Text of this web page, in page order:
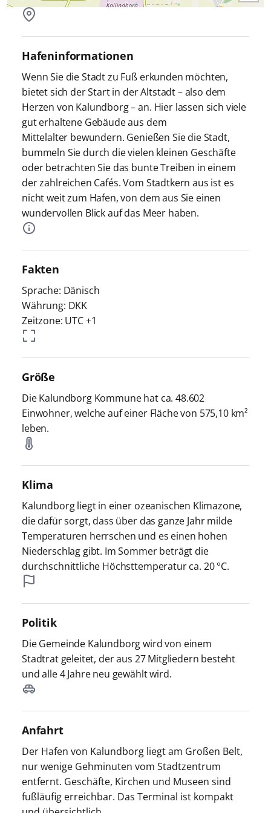
Hafeninformationen
Wenn Sie die Stadt zu Fuß erkunden möchten,
bietet sich der Start in der Altstadt – also dem
Herzen von Kalundborg – an. Hier lassen sich viele
gut erhaltene Gebäude aus dem
Mittelalter bewundern. Genießen Sie die Stadt,
bummeln Sie durch die vielen kleinen Geschäfte
oder betrachten Sie das bunte Treiben in einem
der zahlreichen Cafés. Vom Stadtkern aus ist es
nicht weit zum Hafen, von dem aus Sie einen
wundervollen Blick auf das Meer haben.
Fakten
Sprache: Dänisch
Währung: DKK
Zeitzone: UTC +1
Größe
Die Kalundborg Kommune hat ca. 48.602
Einwohner, welche auf einer Fläche von 575,10 km²
leben.
Klima
Kalundborg liegt in einer ozeanischen Klimazone,
die dafür sorgt, dass über das ganze Jahr milde
Temperaturen herrschen und es einen hohen
Niederschlag gibt. Im Sommer beträgt die
durchschnittliche Höchsttemperatur ca. 20 °C.
Politik
Die Gemeinde Kalundborg wird von einem
Stadtrat geleitet, der aus 27 Mitgliedern besteht
und alle 4 Jahre neu gewählt wird.
Anfahrt
Der Hafen von Kalundborg liegt am Großen Belt,
nur wenige Gehminuten vom Stadtzentrum
entfernt. Geschäfte, Kirchen und Museen sind
fußläufig erreichbar. Das Terminal ist kompakt